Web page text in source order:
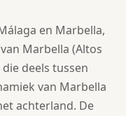
en Marbella,
Marbella (Altos
deels tussen
van Marbella
achterland. De